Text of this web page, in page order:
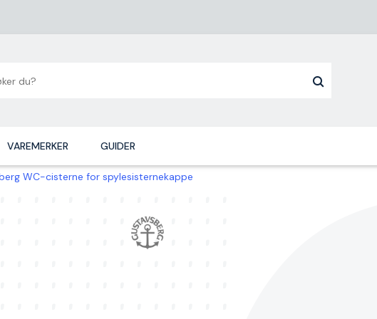
VAREMERKER GUIDER
WC-cisterne for spylesisternekappe